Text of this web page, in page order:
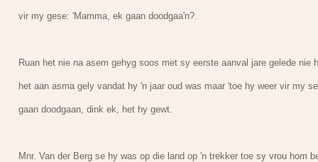
vir my gese: 'Mamma, ek gaan doodgaa'n?.
Ruan het nie na asem gehyg soos met sy eerste aanval jare gelede nie
het aan asma gely vandat hy 'n jaar oud was maar 'toe hy weer vir my
gaan doodgaan, dink ek, het hy gewt.
Mnr. Van der Berg se hy was op die land op 'n trekker toe sy vrou hom